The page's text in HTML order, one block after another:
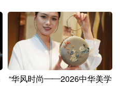
“华风时尚——2026中华美学